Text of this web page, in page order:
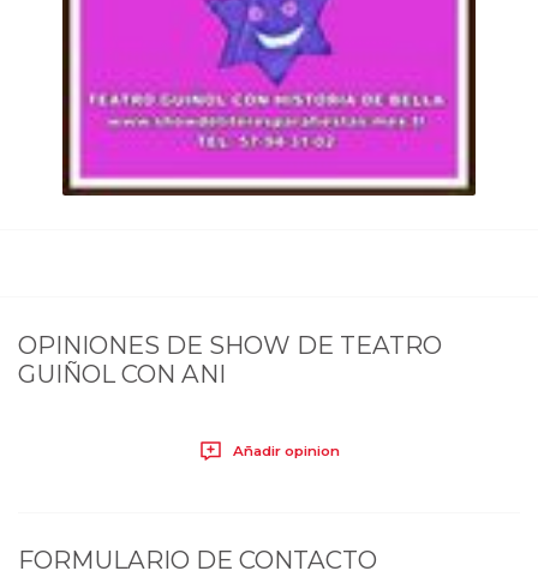
OPINIONES DE SHOW DE TEATRO
GUIÑOL CON ANI
Añadir opinion
FORMULARIO DE CONTACTO